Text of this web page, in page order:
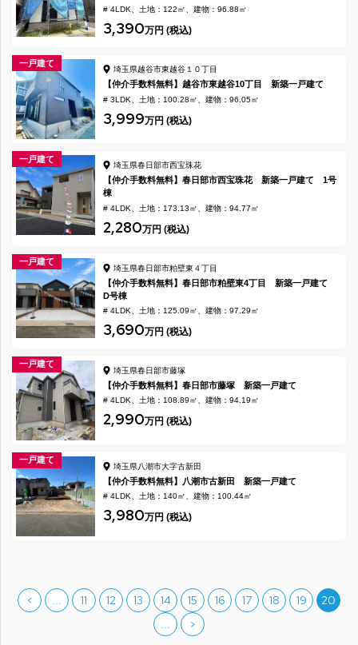
# 4LDK 土地：122㎡ 建物：96.88㎡
3,390万円 (税込)
一戸建て
埼玉県越谷市東越谷１０丁目
【仲介手数料無料】越谷市東越谷10丁目 新築一戸建て
# 3LDK 土地：100.28㎡ 建物：96.05㎡
3,999万円 (税込)
一戸建て
埼玉県春日部市西宝珠花
【仲介手数料無料】春日部市西宝珠花 新築一戸建て 1号
棟
# 4LDK 土地：173.13㎡ 建物：94.77㎡
2,280万円 (税込)
一戸建て
埼玉県春日部市粕壁東４丁目
【仲介手数料無料】春日部市粕壁東4丁目 新築一戸建て
D号棟
# 4LDK 土地：125.09㎡ 建物：97.29㎡
3,690万円 (税込)
一戸建て
埼玉県春日部市藤塚
【仲介手数料無料】春日部市藤塚 新築一戸建て
# 4LDK 土地：108.89㎡ 建物：94.19㎡
2,990万円 (税込)
一戸建て
埼玉県八潮市大字古新田
【仲介手数料無料】八潮市古新田 新築一戸建て
# 4LDK 土地：140㎡ 建物：100.44㎡
3,980万円 (税込)
< ... 11 12 13 14 15 16 17 18 19
20
...
>